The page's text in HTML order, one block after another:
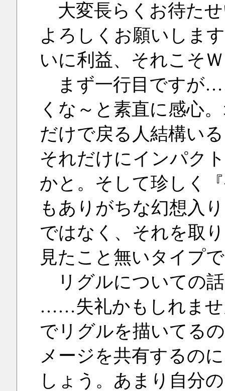
大変長らくお待た
よろしくお願いしま
いに利益、それこそ
まず一行目ですが
くな～と素直に感心
だけで戻る人結構い
それだけにインパク
かと。そして珍しく
もありがちな幻想入
ではなく、それを取
見たこと無いタイプ
リグルについての
……失礼かもしれませ
でリグルを描いてる
メージを共有するの
しょう。あまり自分